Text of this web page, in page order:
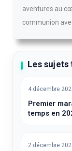
aventures au
communion
Les sujets
4 décembre
Premier
temps en
2 décembre